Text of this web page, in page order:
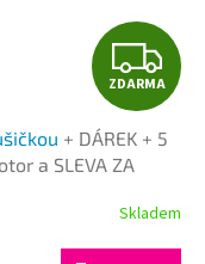
Z
D
A
R
ZDARMA
+ DÁREK + 5
a SLEVA ZA
Skladem